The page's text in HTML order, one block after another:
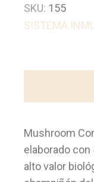
SKU: 155
SISTEMA
Mushroom
elaborado
alto valor